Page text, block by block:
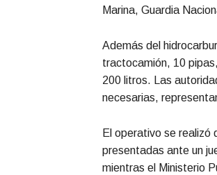
Marina, Guardia
Además del
tractocamión, 10
200 litros. Las
necesarias,
El operativo se realizó
presentadas ante un
mientras el Ministerio